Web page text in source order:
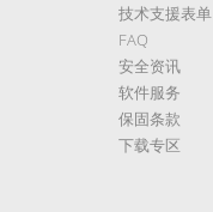
技术支援表单
FAQ
安全资讯
软件服务
保固条款
下载专区